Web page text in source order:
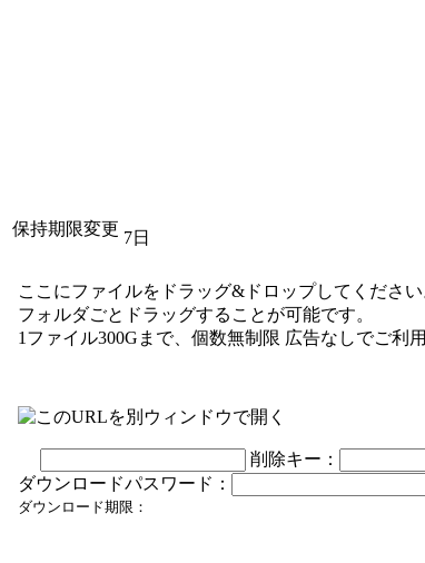
保持期限変更 7日
ここにファイルをドラッグ&ドロップしてください
フォルダごとドラッグすることが可能です。
1ファイル300Gまで、個数無制限 広告なしでご利
削除キー：
ダウンロードパスワード：
ダウンロード期限：